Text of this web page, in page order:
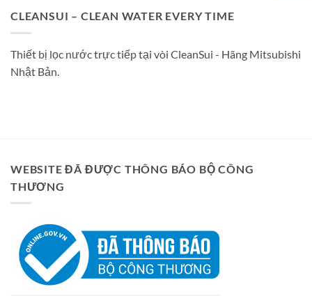
CLEANSUI – CLEAN WATER EVERY TIME
Thiết bị lọc nước trực tiếp tại vòi CleanSui - Hãng Mitsubishi
Nhật Bản.
WEBSITE ĐÃ ĐƯỢC THÔNG BÁO BỘ CÔNG
THƯƠNG